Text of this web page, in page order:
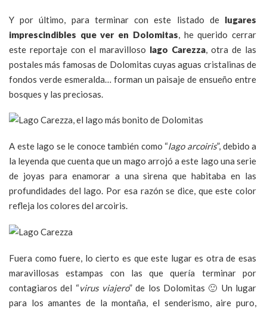
Y por último, para terminar con este listado de lugares
imprescindibles que ver en Dolomitas , he querido cerrar
este reportaje con el maravilloso lago Carezza , otra de las
postales más famosas de Dolomitas cuyas aguas cristalinas de
fondos verde esmeralda… forman un paisaje de ensueño entre
bosques y las preciosas.
A este lago se le conoce también como “lago arcoiris”, debido a
la leyenda que cuenta que un mago arrojó a este lago una serie
de joyas para enamorar a una sirena que habitaba en las
profundidades del lago. Por esa razón se dice, que este color
refleja los colores del arcoiris.
Fuera como fuere, lo cierto es que este lugar es otra de esas
maravillosas estampas con las que quería terminar por
contagiaros del “virus viajero” de los Dolomitas 🙂 Un lugar
para los amantes de la montaña, el senderismo, aire puro,